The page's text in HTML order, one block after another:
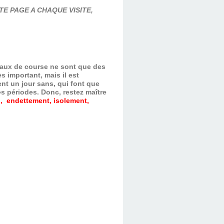
PAGE A CHAQUE VISITE,
de course ne sont que des
important, mais il est
un jour sans, qui font que
périodes. Donc, restez maître
endettement, isolement,